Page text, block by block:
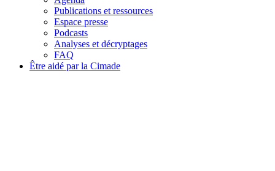
Publications et ressources
Espace presse
Podcasts
Analyses et décryptages
FAQ
Être aidé par la Cimade